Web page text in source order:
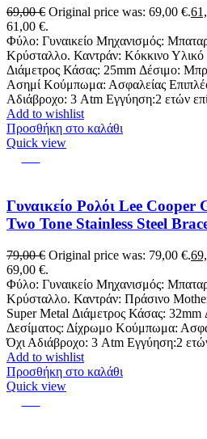
69,00€ Original price was: 69,00 €.
61,00 €.
Φύλο: Γυναικείο Μηχανισμός:
Κρύσταλλο. Καντράν: Κόκκινο
Διάμετρος Κάσας: 25mm Δέσιμο:
Ασημί Κούμπωμα: Ασφαλείας
Αδιάβροχο: 3 Atm Εγγύηση:2 ετών
Add to wishlist
Προσθήκη στο καλάθι
Quick view
Γυναικείο Ρολόι Lee
Two Tone Stainless Steel
79,00€ Original price was: 79,00 €.
69,00 €.
Φύλο: Γυναικείο Μηχανισμός:
Κρύσταλλο. Καντράν: Πράσινο
Super Metal Διάμετρος Κάσας:
Δεσίματος: Δίχρωμο Κούμπωμα:
Όχι Αδιάβροχο: 3 Atm Εγγύηση:2
Add to wishlist
Προσθήκη στο καλάθι
Quick view